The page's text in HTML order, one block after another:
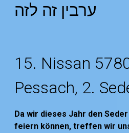
ערבין זה לזה
15. Nissan
Pessach, 2.
Da wir dieses Jahr den
feiern können, treffen wir